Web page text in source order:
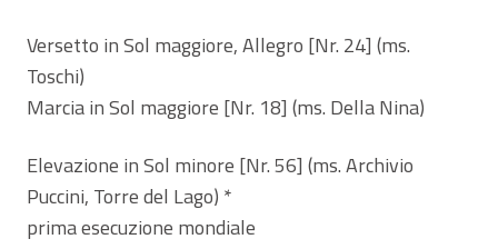
Versetto in Sol maggiore, Allegro [Nr. 24] (ms.
Toschi)
Marcia in Sol maggiore [Nr. 18] (ms. Della Nina)
Elevazione in Sol minore [Nr. 56] (ms. Archivio
Puccini, Torre del Lago) *
prima esecuzione mondiale